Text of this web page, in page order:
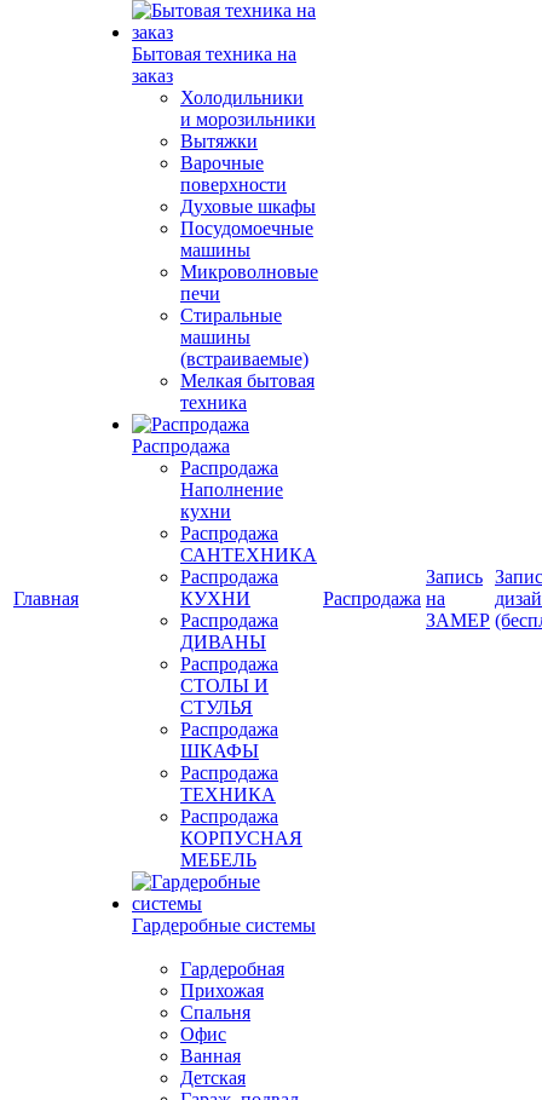
Главная
Бытовая техника на
заказ
Холодильники
и морозильники
Вытяжки
Варочные
поверхности
Духовые шкафы
Посудомоечные
машины
Микроволновые
печи
Стиральные
машины
(встраиваемые)
Мелкая бытовая
техника
Распродажа
Распродажа
Наполнение
кухни
Распродажа
САНТЕХНИКА
Распродажа
КУХНИ
Распродажа
ДИВАНЫ
Распродажа
СТОЛЫ И
СТУЛЬЯ
Распродажа
ШКАФЫ
Распродажа
ТЕХНИКА
Распродажа
КОРПУСНАЯ
МЕБЕЛЬ
Гардеробные системы
Гардеробная
Прихожая
Спальня
Офис
Ванная
Детская
Распродажа
Запись
на
ЗАМЕР